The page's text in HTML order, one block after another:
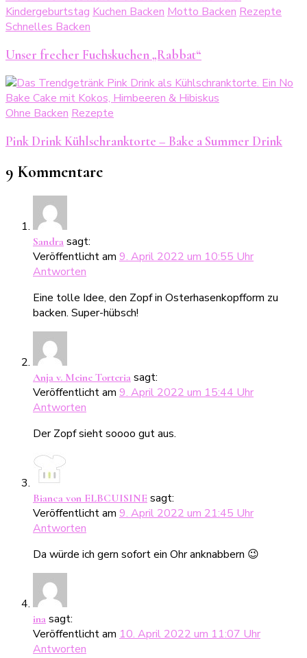
Kindergeburtstag Kuchen BackenMotto BackenRezepte
Schnelles Backen
Unser frecher Fuchskuchen „Rabbat“
Ohne Backen Rezepte
Pink Drink Kühlschranktorte – Bake a Summer Drink
9 Kommentare
Sandra sagt:
Veröffentlicht am 9. April 2022 um 10:55 Uhr
Antworten
Eine tolle Idee, den Zopf in Osterhasenkopfform zu
backen. Super-hübsch!
Anja v. Meine Torteria sagt:
Veröffentlicht am 9. April 2022 um 15:44 Uhr
Antworten
Der Zopf sieht soooo gut aus.
Bianca von ELBCUISINE sagt:
Veröffentlicht am 9. April 2022 um 21:45 Uhr
Antworten
Da würde ich gern sofort ein Ohr anknabbern 😉
ina sagt:
Veröffentlicht am 10. April 2022 um 11:07 Uhr
Antworten